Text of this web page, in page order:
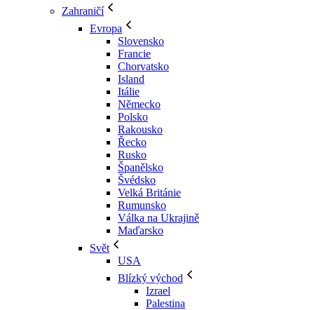
Zahraničí
Evropa
Slovensko
Francie
Chorvatsko
Island
Itálie
Německo
Polsko
Rakousko
Řecko
Rusko
Španělsko
Švédsko
Velká Británie
Rumunsko
Válka na Ukrajině
Maďarsko
Svět
USA
Blízký východ
Izrael
Palestina